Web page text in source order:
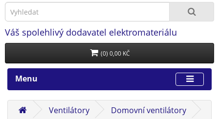
Váš spolehlivý dodavatel elektromateriálu
(0) 0,00 KČ
Menu
Ventilátory Domovní ventilátory